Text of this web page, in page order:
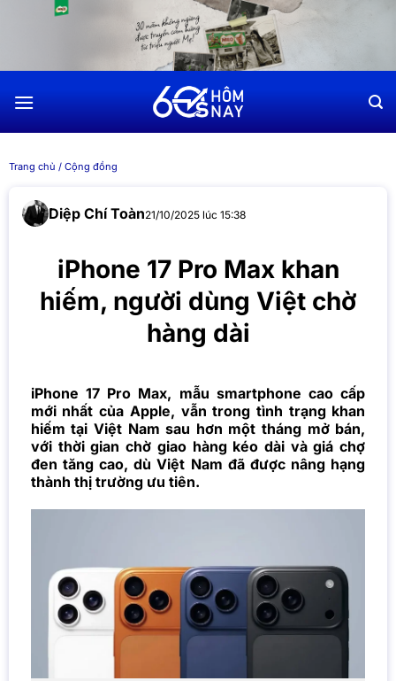
dung
Trang chủ / Cộng đồng
Diệp Chí Toàn21/10/2025 lúc 15:38
iPhone 17 Pro Max khan
hiếm, người dùng Việt chờ
hàng dài
iPhone 17 Pro Max, mẫu smartphone cao cấp
mới nhất của Apple, vẫn trong tình trạng khan
hiếm tại Việt Nam sau hơn một tháng mở bán,
với thời gian chờ giao hàng kéo dài và giá chợ
đen tăng cao, dù Việt Nam đã được nâng hạng
thành thị trường ưu tiên.